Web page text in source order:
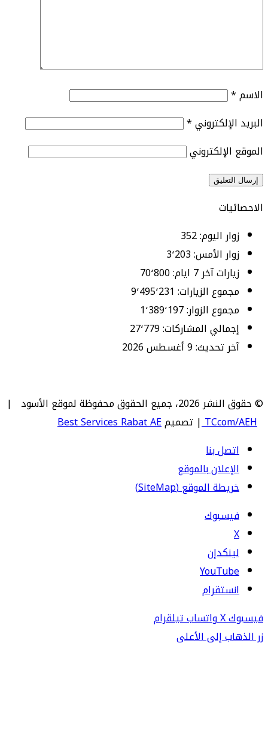
الاسم*
البريد الإلكتروني*
الموقع الإلكتروني
الاحصائيات
زوار اليوم:352
زوار الأمس:3٬203
زيارات آخر 7 ايام:
70٬800
مجموع الزيارات: 9٬495٬231
مجموع الزوار:1٬389٬197
إجمالي المشاركات:27٬779
آخر تحديث:9 أغسطس 2026
© حقوق النشر 2026، جميع الحقوق محفوظة لموقع الأسود |
TCcom/AEH | تصميمBest Services Rabat AE
اتصل بنا
الإعلان بالموقع
خريطة الموقع (SiteMap)
فيسبوك
‫X
لينكدإن
‫YouTube
انستقرام
فيسبوك‫Xواتسابتيلقرام
زر الذهاب إلى الأعلى